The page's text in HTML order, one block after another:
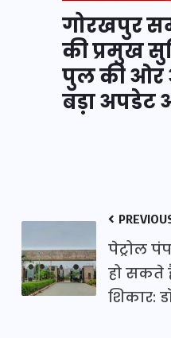
गोरखपुर
की प्रमुख
पुल की ओर
बड़ा अपडेट
पेट्रोल
हो सकते
शिकार: